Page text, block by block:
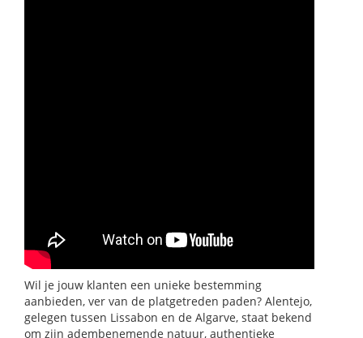
​Wil je jouw klanten een unieke bestemming
aanbieden, ver van de platgetreden paden? Alentejo,
gelegen tussen Lissabon en de Algarve, staat bekend
om zijn adembenemende natuur, authentieke